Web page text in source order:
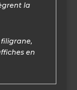
la
en